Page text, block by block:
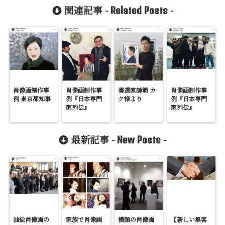
関連記事 - Related Posts-
肖像画制作事
例 東京都知事
肖像画制作事
例『日本専門
家列伝』
書道家師範 カ
ク様より
肖像画制作事
例『日本専門
家列伝』
最新記事 - New Posts -
油絵肖像画の
家族で肖像画
横顔の肖像画
【新しい集客